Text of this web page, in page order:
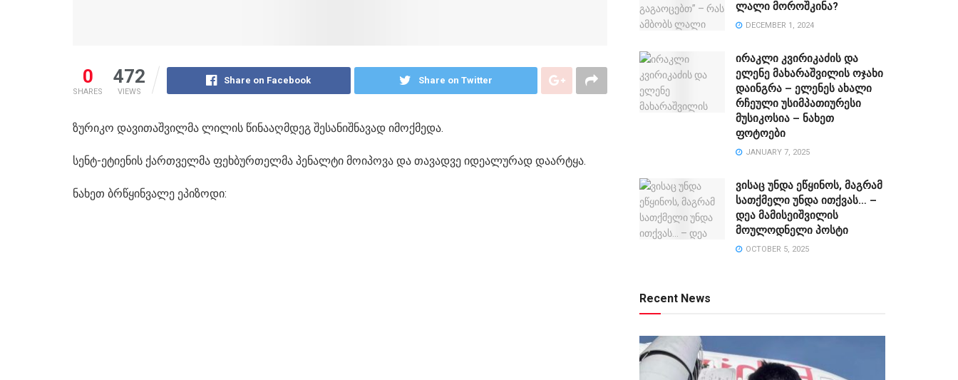
0
SHARES
472
VIEWS
Share on Facebook Share on Twitter
ზურიკო დავითაშვილმა ლილის წინააღმდეგ შესანიშნავად იმოქმედა.
სენტ-ეტიენის ქართველმა ფეხბურთელმა პენალტი მოიპოვა და თავადვე იდეალურად დაარტყა.
ნახეთ ბრწყინვალე ეპიზოდი:
ლალი მოროშკინა?
DECEMBER 1, 2024
ირაკლი კვირიკაძის და
ელენე მახარაშვილის ოჯახი
დაინგრა – ელენეს ახალი
რჩეული უსიმპათიურესი
მუსიკოსია – ნახეთ
ფოტოები
JANUARY 7, 2025
ვისაც უნდა ეწყინოს, მაგრამ
სათქმელი უნდა ითქვას… –
დეა მამისეიშვილის
მოულოდნელი პოსტი
OCTOBER 5, 2025
Recent News